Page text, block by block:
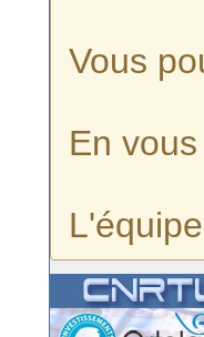
Vous
En